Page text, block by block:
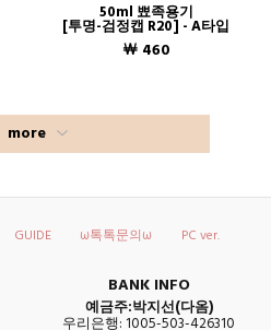
50ml 뾰족용기
[투명-검정캡 R20] - A타입
￦ 460
more
GUIDE ω톡톡문의ω PC ver.
BANK INFO
예금주:박지선(다옴)
우리은행: 1005-503-426310